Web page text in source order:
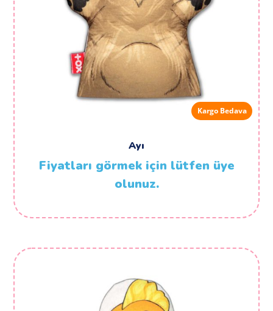
Kargo Bedava
Ayı
Fiyatları görmek için lütfen üye
olunuz.